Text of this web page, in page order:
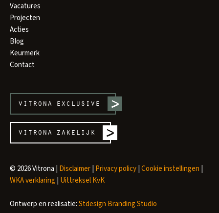
Vacatures
Projecten
Acties
Blog
Keurmerk
Contact
vitrona exclusive
vitrona zakelijk
© 2026 Vitrona | Disclaimer Privacy policy Cookie instellingen
WKA verklaring Uittreksel KvK
Ontwerp en realisatie:Stdesign Branding Studio